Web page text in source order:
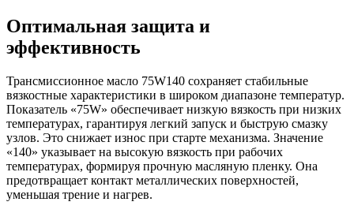
Оптимальная защита и
эффективность
Трансмиссионное масло 75W140 сохраняет стабильные
вязкостные характеристики в широком диапазоне температур.
Показатель «75W» обеспечивает низкую вязкость при низких
температурах, гарантируя легкий запуск и быструю смазку
узлов. Это снижает износ при старте механизма. Значение
«140» указывает на высокую вязкость при рабочих
температурах, формируя прочную масляную пленку. Она
предотвращает контакт металлических поверхностей,
уменьшая трение и нагрев.